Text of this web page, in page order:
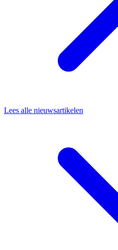
Lees alle nieuwsartikelen